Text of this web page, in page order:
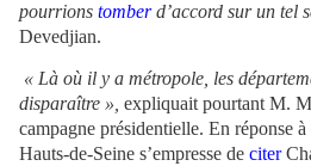
pourrions tomberd’accord sur un tel
Devedjian.
« Là où il y a métropole, les
disparaître », expliquait pourtant M.
campagne présidentielle. En réponse
Hauts-de-Seine s’empresse de citer